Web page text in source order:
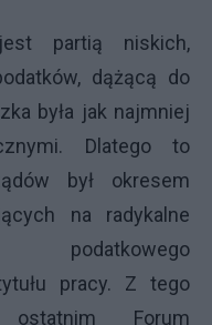
partią niskich,
dążącą do
była jak najmniej
Dlatego to
był okresem
na radykalne
pracy. Z tego
Forum